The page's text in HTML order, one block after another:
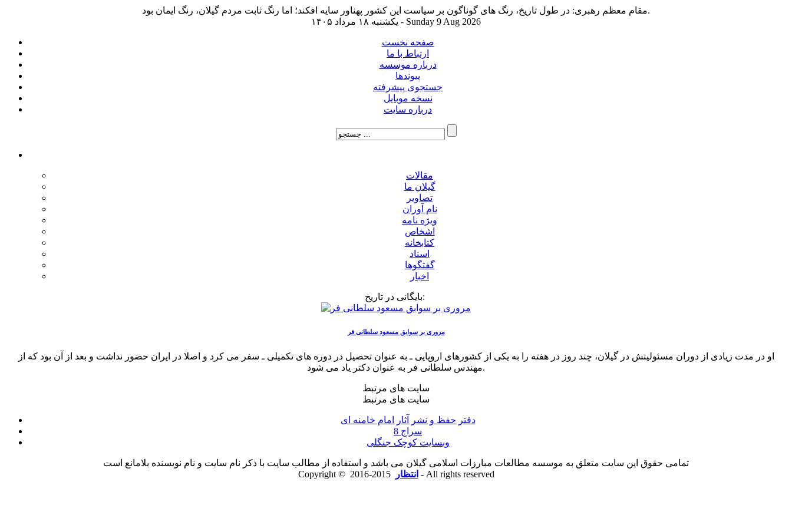
مقام معظم رهبری: در طول تاریخ، رنگ های گوناگون بر سیاست این کشور پهناور سایه افکند؛ اما رنگ ثابت مردم گیلان، رنگ ایمان بود.
یکشنبه ۱۸ مرداد ۱۴۰۵ - Sunday 9 Aug 2026
صفحه نخست
ارتباط با ما
درباره موسسه
پیوندها
جستجوی پیشرفته
نسخه موبایل
درباره سایت
مقالات
گیلان ما
تصاویر
نام آوران
ویژه نامه
اشخاص
کتابخانه
اسناد
گفتگوها
اخبار
بایگانی در تاریخ:
مروری بر سوابق مسعود سلطانی فر
او در مدت زیادی از دوران مسئولیتش در گیلان، چند روز در هفته را به یکی از کشورهای اروپایی ـ به عنوان تحصیل در دوره های تکمیلی ـ سفر می کرد و اصلا در ایران حضور نداشت و بعد از آن بود که از
مهندس سلطانی فر به عنوان دکتر یاد می شود.
سایت های مرتبط
سایت های مرتبط
دفتر حفظ و نشر آثار امام خامنه ای
سراج 8
وبسایت کوچک جنگلی
تمامی حقوق این سایت متعلق به موسسه مطالعات مبارزات اسلامی گیلان می باشد و استفاده از مطالب سایت با ذکر نام سایت و نام نویسنده بلامانع است
Copyright ©
انتظار 2015-2016 - All rights reserved